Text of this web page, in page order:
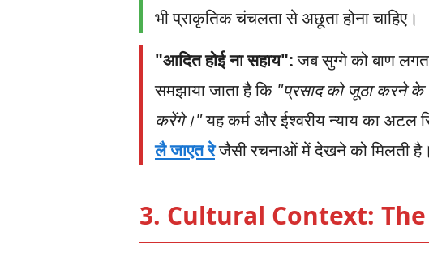
भी प्राकृतिक चंचलता से अछूता होना चाहिए।
"आदित होई ना सहाय":जब सुग्गे को बाण
समझाया जाता है कि "प्रसाद को जूठा करने के
करेंगे।"यह कर्म और ईश्वरीय न्याय का अटल
लै जाएत रेजैसी रचनाओं में देखने को मिलती है।
3. Cultural Context: